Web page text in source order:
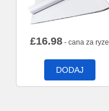
£16.98 - cana za ryze
DODAJ